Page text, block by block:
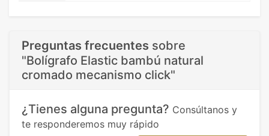
Preguntas frecuentes sobre
"Bolígrafo Elastic bambú natural
cromado mecanismo click"
¿Tienes alguna pregunta? Consúltanos y
te responderemos muy rápido